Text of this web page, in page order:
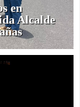
en
Alcalde